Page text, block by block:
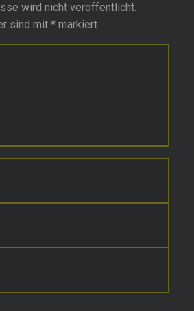
wird nicht veröffentlicht.
sind mit *markiert